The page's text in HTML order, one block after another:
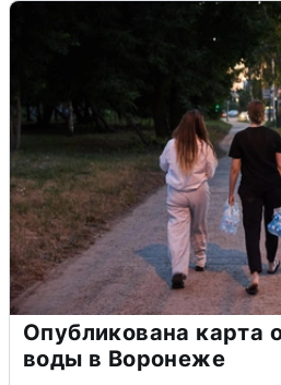
Опубликована карта
воды в Воронеже